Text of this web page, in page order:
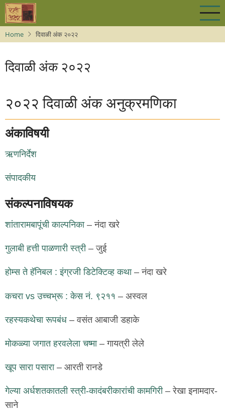
Skip
main
content
Home दिवाळी अंक २०२२
दिवाळी अंक २०२२
२०२२ दिवाळी अंक अनुक्रमणिका
अंकाविषयी
ऋणनिर्देश
संपादकीय
संकल्पनाविषयक
शांतारामबापूंची काल्पनिका– नंदा खरे
गुलाबी हत्ती पाळणारी स्त्री– जुई
होम्स ते हॅनिबल : इंग्रजी डिटेक्टिव्ह कथा – नंदा खरे
कचरा vs उच्चभ्रू : केस नं. ९२११ – अस्वल
रहस्यकथेचा रूपबंध – वसंत आबाजी डहाके
मोकळ्या जगात हरवलेला चष्मा– गायत्री लेले
खूप सारा पसारा– आरती रानडे
गेल्या अर्धशतकातली स्त्री-कादंबरीकारांची कामगिरी– रेखा इनामदार-
साने